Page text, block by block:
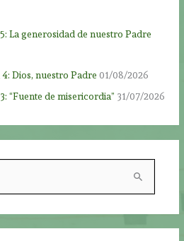
La generosidad de nuestro Padre
Dios, nuestro Padre 01/08/2026
“Fuente de misericordia” 31/07/2026